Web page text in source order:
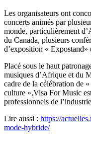
Les organisateurs ont
concerts animés par
monde, particulièrement
du Canada, plusieurs
d’exposition « Expostand»
Placé sous le haut
musiques d’Afrique et du
cadre de la célébration de
culture »,Visa For Music
professionnels de
Lire aussi : https://
mode-hybride/